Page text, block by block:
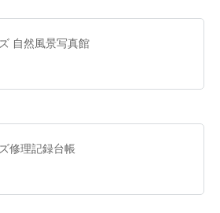
自然風景写真館
修理記録台帳